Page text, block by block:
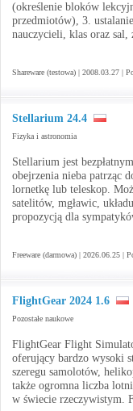
(określenie bloków
przedmiotów), 3.
nauczycieli, klas oraz sal,
Shareware (testowa) | 2008.03.27 |
Stellarium 24.4
Fizyka i astronomia
Stellarium jest
obejrzenia nieba patrząc
lornetkę lub teleskop.
satelitów, mgławic,
propozycją dla
Freeware (darmowa) | 2026.06.25 |
FlightGear 2024 1.6
Pozostałe naukowe
FlightGear Flight
oferujący bardzo wysoki
szeregu samolotów,
także ogromna liczba
w świecie rzeczywistym.